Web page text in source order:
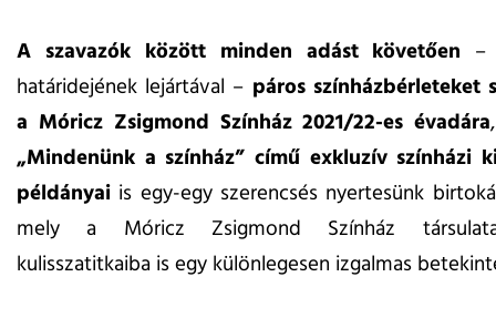
A szavazók között minden adást követően –
határidejének lejártával – páros színházbérleteket
a Móricz Zsigmond Színház 2021/22-es évadára
„Mindenünk a színház” című exkluzív színházi
példányai is egy-egy szerencsés nyertesünk
mely a Móricz Zsigmond Színház
kulisszatitkaiba is egy különlegesen izgalmas